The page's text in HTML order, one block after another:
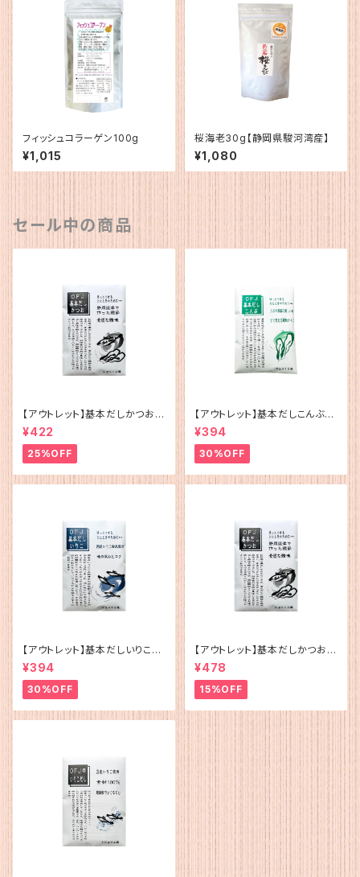
フィッシュコラーゲン100g
¥1,015
桜海老30g【静岡県駿河湾産】
¥1,080
セール中の商品
【アウトレット】基本だしかつお
（5g×12）
¥422
25%OFF
【アウトレット】基本だしこんぶ（5
g×12）
¥394
30%OFF
【アウトレット】基本だしいりこ（5
g×12）
¥394
30%OFF
【アウトレット】基本だしかつお
（5g×12）
¥478
15%OFF